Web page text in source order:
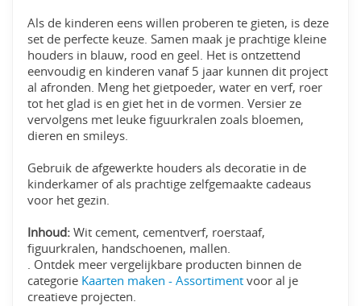
Als de kinderen eens willen proberen te gieten, is deze
set de perfecte keuze. Samen maak je prachtige kleine
houders in blauw, rood en geel. Het is ontzettend
eenvoudig en kinderen vanaf 5 jaar kunnen dit project
al afronden. Meng het gietpoeder, water en verf, roer
tot het glad is en giet het in de vormen. Versier ze
vervolgens met leuke figuurkralen zoals bloemen,
dieren en smileys.
Gebruik de afgewerkte houders als decoratie in de
kinderkamer of als prachtige zelfgemaakte cadeaus
voor het gezin.
Inhoud: Wit cement, cementverf, roerstaaf,
figuurkralen, handschoenen, mallen.
. Ontdek meer vergelijkbare producten binnen de
categorie Kaarten maken - Assortiment voor al je
creatieve projecten.